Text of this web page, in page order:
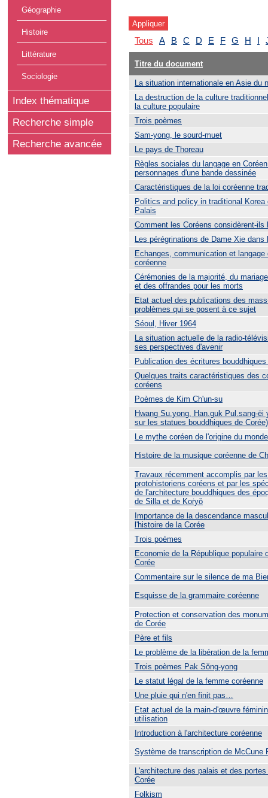
Géographie
Histoire
Littérature
Sociologie
Index thématique
Recherche simple
Recherche avancée
Tous A B C D E F G H I
Titre du document
La situation internationale en Asie du
La destruction de la culture
la culture populaire
Trois poèmes
Sam-yong, le sourd-muet
Le pays de Thoreau
Règles sociales du langage en
personnages d'une bande dessinée
Caractéristiques de la loi coréenne
Politics and policy in traditional
Palais
Comment les Coréens considèrent-ils
Les pérégrinations de Dame Xie dans
Echanges, communication et
coréenne
Cérémonies de la majorité, du
et des offrandes pour les morts
Etat actuel des publications des
problèmes qui se posent à ce sujet
Séoul, Hiver 1964
La situation actuelle de la radio-
ses perspectives d'avenir
Publication des écritures
Quelques traits caractéristiques des
coréens
Poèmes de Kim Ch'un-su
Hwang Su.yong, Han.guk Pul.sang-ëi
sur les statues bouddhiques de Corée)
Le mythe coréen de l'origine du monde
Histoire de la musique coréenne de
Travaux récemment accomplis par
protohistoriens coréens et par les
de l'architecture bouddhiques des
de Silla et de Koṙyŏ
Importance de la descendance
l'histoire de la Corée
Trois poèmes
Economie de la République populaire
Corée
Commentaire sur le silence de ma
Esquisse de la grammaire coréenne
Protection et conservation des
de Corée
Père et fils
Le problème de la libération de la
Trois poèmes Pak Sŏng-yong
Le statut légal de la femme coréenne
Une pluie qui n'en finit pas…
Etat actuel de la main-d'œuvre
utilisation
Introduction à l'architecture coréenne
Système de transcription de McCune
L'architecture des palais et des
Corée
Folkism